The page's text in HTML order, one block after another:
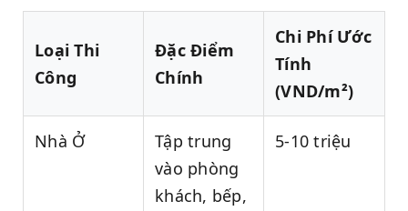
Loại Thi
Công
Đặc Điểm
Chính
Chi Phí Ước
Tính
(VND/m²)
Nhà Ở
Tập trung
vào phòng
khách, bếp,
5-10 triệu